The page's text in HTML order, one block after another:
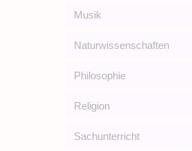
Musik
Naturwissenschaften
Philosophie
Religion
Sachunterricht